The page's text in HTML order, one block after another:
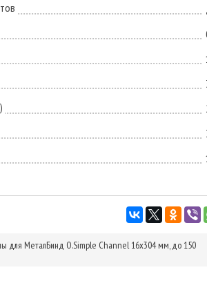
для МеталБинд O.Simple Channel 16х304 мм, до 150